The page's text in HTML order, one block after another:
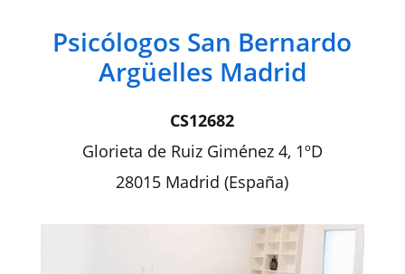
Psicólogos San Bernardo
Argüelles Madrid
CS12682
Glorieta de Ruiz Giménez 4, 1ºD
28015 Madrid (España)